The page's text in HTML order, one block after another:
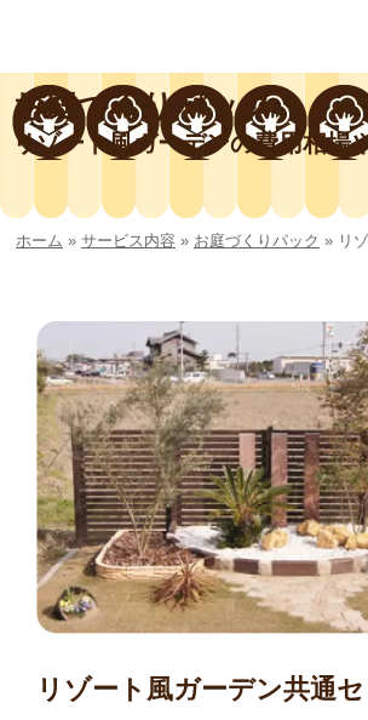
外構工事や庭リフォーム
No.1チェーン店の
任せください！
お庭づくりパック
リゾート風ガーデンの費用相場
ホーム » サービス内容 » お庭づくりパック » リ
リゾート風ガーデン共通セ